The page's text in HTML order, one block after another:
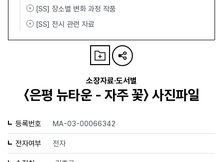
[SS] 장소별 변화 과정 작품
[SS] 전시 관련 자료
소장자료·도서별
〈은평 뉴타운 - 자주 꽃〉 사진파일
등록번호 MA-03-00066342
전자여부 전자